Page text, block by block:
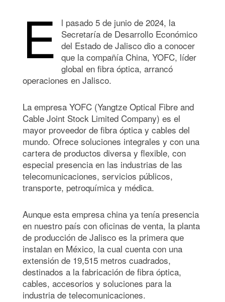
E
l pasado 5 de junio de 2024, la
Secretaría de Desarrollo Económico
del Estado de Jalisco dio a conocer
que la compañía China, YOFC, líder
global en fibra óptica, arrancó
operaciones en Jalisco.
La empresa YOFC (Yangtze Optical Fibre and
Cable Joint Stock Limited Company) es el
mayor proveedor de fibra óptica y cables del
mundo. Ofrece soluciones integrales y con una
cartera de productos diversa y flexible, con
especial presencia en las industrias de las
telecomunicaciones, servicios públicos,
transporte, petroquímica y médica.
Aunque esta empresa china ya tenía presencia
en nuestro país con oficinas de venta, la planta
de producción de Jalisco es la primera que
instalan en México, la cual cuenta con una
extensión de 19,515 metros cuadrados,
destinados a la fabricación de fibra óptica,
cables, accesorios y soluciones para la
industria de telecomunicaciones.